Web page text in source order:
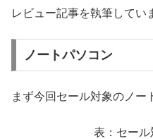
レビュー記事を執筆してい
ノートパソコン
まず今回セール対象のノー
表：セー